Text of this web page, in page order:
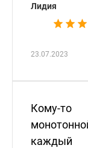
Лидия
23.07.2023
Кому-то
каждый